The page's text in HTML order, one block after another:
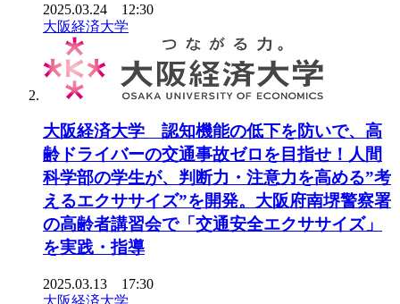
2025.03.24 12:30
大阪経済大学
大阪経済大学 認知機能の低下を防いで、高
齢ドライバーの交通事故ゼロを目指せ！人間
科学部の学生が、判断力・注意力を高める”考
えるエクササイズ”を開発。大阪府南堺警察署
の高齢者講習会で「交通安全エクササイズ」
を実践・指導
2025.03.13 17:30